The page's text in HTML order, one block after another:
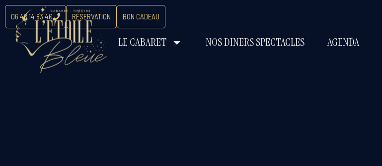
06 48 14 83 40 RÉSERVATION BON CADEAU
LE CABARET NOS DINERS SPECTACLES AGENDA